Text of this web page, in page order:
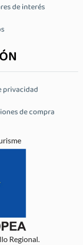
de interés
privacidad
de compra
Regional.